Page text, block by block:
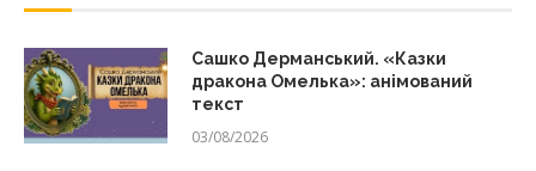
Сашко Дерманський. «Казки
дракона Омелька»: анімований
текст
03/08/2026